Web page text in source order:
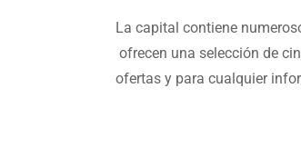
La capital contiene
ofrecen una selección de
ofertas y para cualquier